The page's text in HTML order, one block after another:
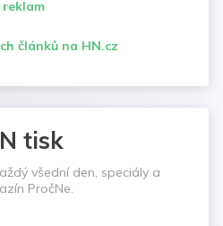
reklam
článků na HN.cz
tisk
všední den, speciály a
PročNe.